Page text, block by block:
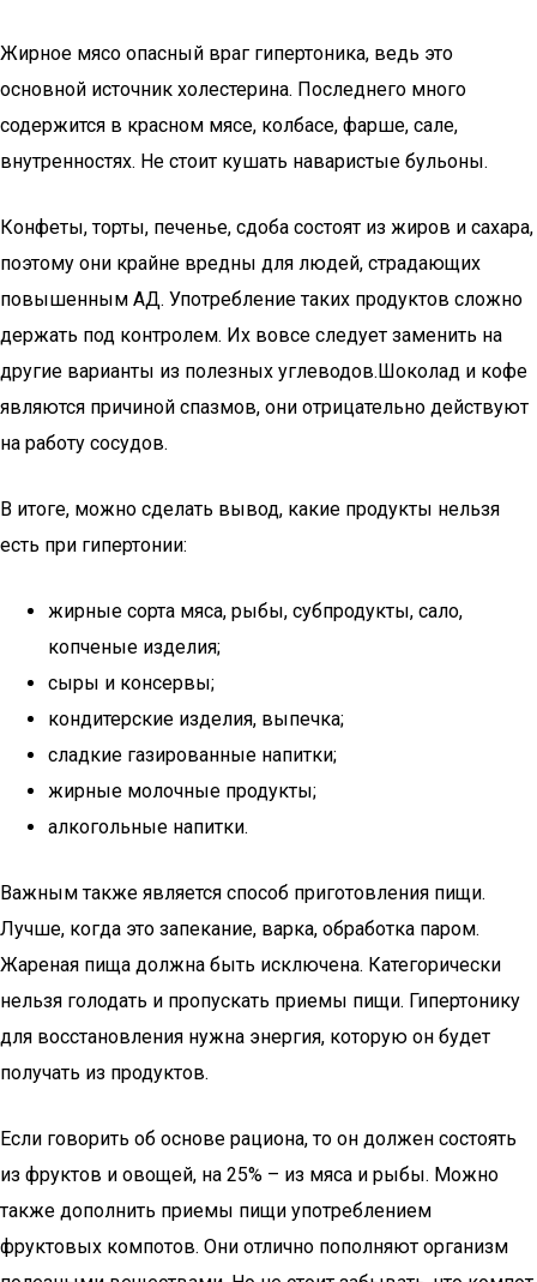
Жирное мясо опасный враг гипертоника, ведь это
основной источник холестерина. Последнего много
содержится в красном мясе, колбасе, фарше, сале,
внутренностях. Не стоит кушать наваристые бульоны.
Конфеты, торты, печенье, сдоба состоят из жиров и сахара,
поэтому они крайне вредны для людей, страдающих
повышенным АД. Употребление таких продуктов сложно
держать под контролем. Их вовсе следует заменить на
другие варианты из полезных углеводов.Шоколад и кофе
являются причиной спазмов, они отрицательно действуют
на работу сосудов.
В итоге, можно сделать вывод, какие продукты нельзя
есть при гипертонии:
жирные сорта мяса, рыбы, субпродукты, сало,
копченые изделия;
сыры и консервы;
кондитерские изделия, выпечка;
сладкие газированные напитки;
жирные молочные продукты;
алкогольные напитки.
Важным также является способ приготовления пищи.
Лучше, когда это запекание, варка, обработка паром.
Жареная пища должна быть исключена. Категорически
нельзя голодать и пропускать приемы пищи. Гипертонику
для восстановления нужна энергия, которую он будет
получать из продуктов.
Если говорить об основе рациона, то он должен состоять
из фруктов и овощей, на 25% – из мяса и рыбы. Можно
также дополнить приемы пищи употреблением
фруктовых компотов. Они отлично пополняют организм